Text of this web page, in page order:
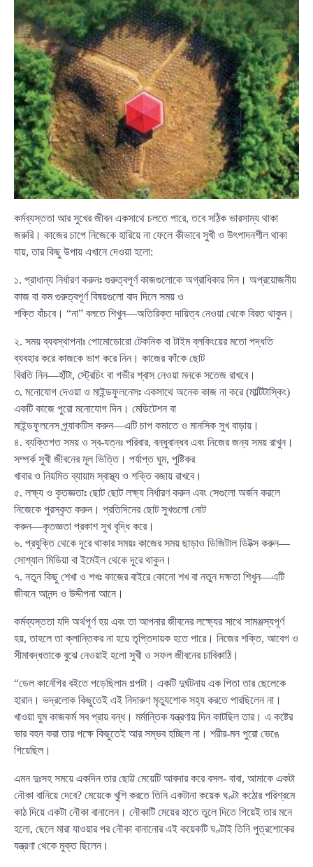
কর্মব্যস্ততা আর সুখের জীবন একসাথে চলতে পারে, তবে সঠিক ভারসাম্য থাকা
জরুরি। কাজের চাপে নিজেকে হারিয়ে না ফেলে কীভাবে সুখী ও উৎপাদনশীল থাকা
যায়, তার কিছু উপায় এখানে দেওয়া হলো:
১. প্রাধান্য নির্ধারণ করুনঃ গুরুত্বপূর্ণ কাজগুলোকে অগ্রাধিকার দিন। অপ্রয়োজনীয়
কাজ বা কম গুরুত্বপূর্ণ বিষয়গুলো বাদ দিলে সময় ও
শক্তি বাঁচবে। “না” বলতে শিখুন—অতিরিক্ত দায়িত্ব নেওয়া থেকে বিরত থাকুন।
২. সময় ব্যবস্থাপনাঃ পোমোডোরো টেকনিক বা টাইম ব্লকিংয়ের মতো পদ্ধতি
ব্যবহার করে কাজকে ভাগ করে নিন। কাজের ফাঁকে ছোট
বিরতি নিন—হাঁটা, স্ট্রেচিং বা গভীর শ্বাস নেওয়া মনকে সতেজ রাখবে।
৩. মনোযোগ দেওয়া ও মাইন্ডফুলনেসঃ একসাথে অনেক কাজ না করে (মাল্টিটাস্কিং)
একটি কাজে পুরো মনোযোগ দিন। মেডিটেশন বা
মাইন্ডফুলনেস প্র্যাকটিস করুন—এটি চাপ কমাতে ও মানসিক সুখ বাড়ায়।
৪. ব্যক্তিগত সময় ও স্ব-যত্নঃ পরিবার, বন্ধুবান্ধব এবং নিজের জন্য সময় রাখুন।
সম্পর্ক সুখী জীবনের মূল ভিত্তি। পর্যাপ্ত ঘুম, পুষ্টিকর
খাবার ও নিয়মিত ব্যায়াম স্বাস্থ্য ও শক্তি বজায় রাখবে।
৫. লক্ষ্য ও কৃতজ্ঞতাঃ ছোট ছোট লক্ষ্য নির্ধারণ করুন এবং সেগুলো অর্জন করলে
নিজেকে পুরস্কৃত করুন। প্রতিদিনের ছোট সুখগুলো নোট
করুন—কৃতজ্ঞতা প্রকাশ সুখ বৃদ্ধি করে।
৬. প্রযুক্তি থেকে দূরে থাকার সময়ঃ কাজের সময় ছাড়াও ডিজিটাল ডিটক্স করুন—
সোশ্যাল মিডিয়া বা ইমেইল থেকে দূরে থাকুন।
৭. নতুন কিছু শেখা ও শখঃ কাজের বাইরে কোনো শখ বা নতুন দক্ষতা শিখুন—এটি
জীবনে আনন্দ ও উদ্দীপনা আনে।
কর্মব্যস্ততা যদি অর্থপূর্ণ হয় এবং তা আপনার জীবনের লক্ষ্যের সাথে সামঞ্জস্যপূর্ণ
হয়, তাহলে তা ক্লান্তিকর না হয়ে তৃপ্তিদায়ক হতে পারে। নিজের শক্তি, আবেগ ও
সীমাবদ্ধতাকে বুঝে নেওয়াই হলো সুখী ও সফল জীবনের চাবিকাঠি।
“ডেল কার্নেগির বইতে পড়েছিলাম গল্পটা। একটি দুর্ঘটনায় এক পিতা তার ছেলেকে
হারান। ভদ্রলোক কিছুতেই এই নিদারুণ মৃত্যুশোক সহ্য করতে পারছিলেন না।
খাওয়া ঘুম কাজকর্ম সব প্রায় বন্ধ। মর্মান্তিক যন্ত্রণায় দিন কাটছিল তার। এ কষ্টের
ভার বহন করা তার পক্ষে কিছুতেই আর সম্ভব হচ্ছিল না। শরীর-মন পুরো ভেঙে
গিয়েছিল।
এমন দুঃসহ সময়ে একদিন তার ছোট্ট মেয়েটি আবদার করে বসল- বাবা, আমাকে একটা
নৌকা বানিয়ে দেবে? মেয়েকে খুশি করতে তিনি একটানা কয়েক ঘণ্টা কঠোর পরিশ্রমে
কাঠ দিয়ে একটা নৌকা বানালেন। নৌকাটি মেয়ের হাতে তুলে দিতে গিয়েই তার মনে
হলো, ছেলে মারা যাওয়ার পর নৌকা বানানোর এই কয়েকটি ঘণ্টাই তিনি পুত্রশোকের
যন্ত্রণা থেকে মুক্ত ছিলেন।